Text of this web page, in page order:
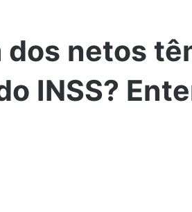
dos netos
INSS?